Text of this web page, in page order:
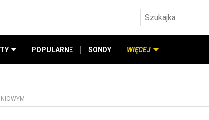
POPULARNE SONDY WIĘCEJ